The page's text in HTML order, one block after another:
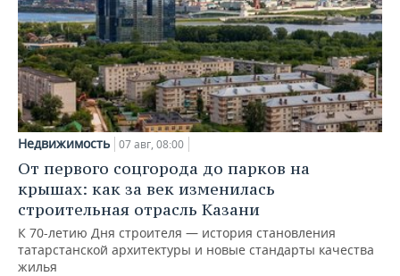
Недвижимость 07 авг, 08:00
От первого соцгорода до парков на
крышах: как за век изменилась
строительная отрасль Казани
К 70-летию Дня строителя — история становления
татарстанской архитектуры и новые стандарты качества
жилья